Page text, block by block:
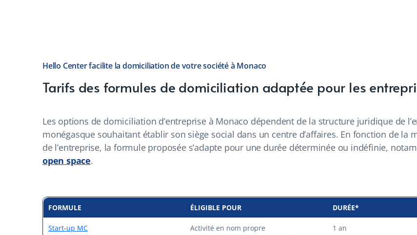
Hello Center facilite la domiciliation de votre société à Monaco
Tarifs des formules de domiciliation adaptée pour les
Les options de domiciliation d’entreprise à Monaco dépendent de la structure juridique de
monégasque souhaitant établir son siège social dans un centre d’affaires. En fonction de la
de l’entreprise, la formule proposée s’adapte pour une durée déterminée ou indéfinie,
open space.
FORMULE ÉLIGIBLE POUR DURÉE*
Start-up MC Activité en nom propre 1 an